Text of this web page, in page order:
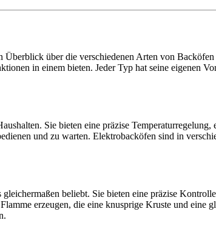
über die verschiedenen Arten von
in einem bieten. Jeder Typ hat seine eigenen
Sie bieten eine präzise
und zu warten. Elektrobacköfen sind in
beliebt. Sie bieten eine präzise
erzeugen, die eine knusprige Kruste und eine